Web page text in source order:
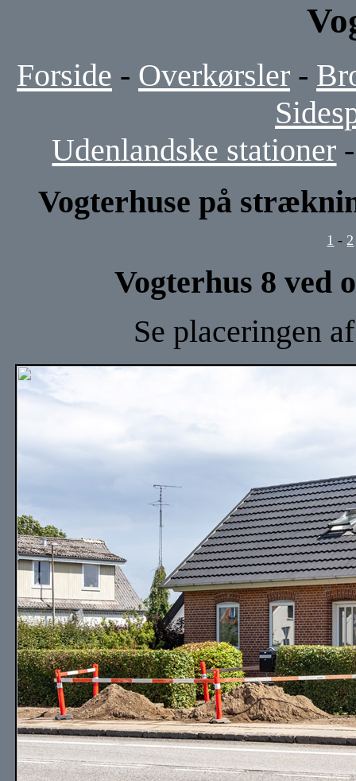
Forside - Overkørsler -
Udenlandske stationer
Vogterhuse på
1 - 2
Vogterhus 8 ved
Se placeringen